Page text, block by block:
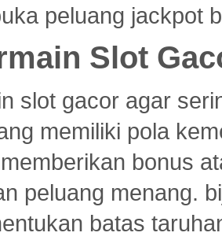
peluang jackpot
Slot
slot gacor agar
memiliki pola
bonus
peluang menang.
batas